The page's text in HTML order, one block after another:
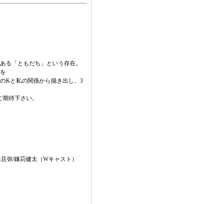
る「ともだち」という存在。
Kと私の関係から描き出し、3
待下さい。
弥/鎌苅健太（Wキャスト）